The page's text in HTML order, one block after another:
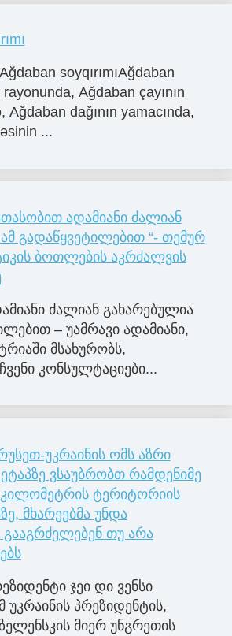
soyqırımıAğdaban
Ağdaban çayının
Ağdaban dağının yamacında,
...
ადამიანი ძალიან
გადაწყვეტილებით “- თემურ
ბოთლების აკრძალვის
ძალიან გახარებულია
– უამრავი ადამიანი,
მსახურობს,
კონსულტაციები...
უკრაინის ომს აზრი
ვსაუბრობთ რამდენიმე
ტერიტორიის
მხარეებმა უნდა
გააგრძელებენ თუ არა
ჯეი დი ვენსი
უკრაინის პრეზიდენტის,
მიერ უნგრეთის